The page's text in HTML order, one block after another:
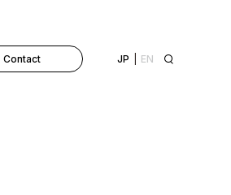
Contact EN
JP